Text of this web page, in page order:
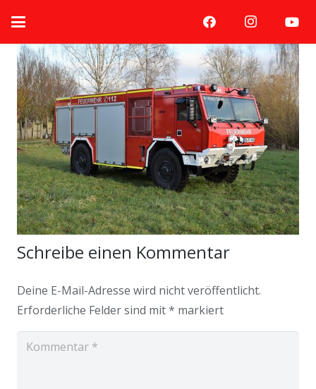
Schreibe einen Kommentar
Deine E-Mail-Adresse wird nicht veröffentlicht.
Erforderliche Felder sind mit* markiert